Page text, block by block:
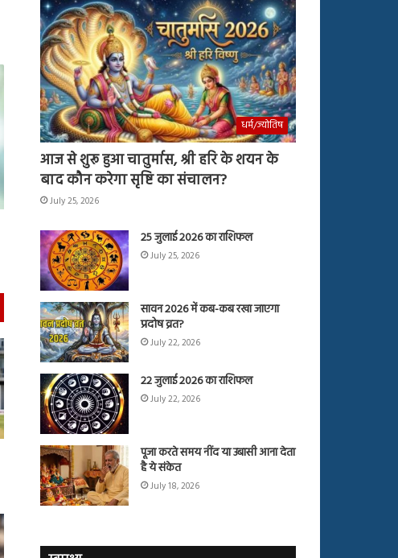
धर्म/ज्योतिष
आज से शुरू हुआ चातुर्मास, श्री हरि के शयन के
बाद कौन करेगा सृष्टि का संचालन?
July 25, 2026
25 जुलाई 2026 का राशिफल
July 25, 2026
सावन 2026 में कब-कब रखा जाएगा
प्रदोष व्रत?
July 22, 2026
22 जुलाई 2026 का राशिफल
July 22, 2026
पूजा करते समय नींद या उबासी आना देता
है ये संकेत
July 18, 2026